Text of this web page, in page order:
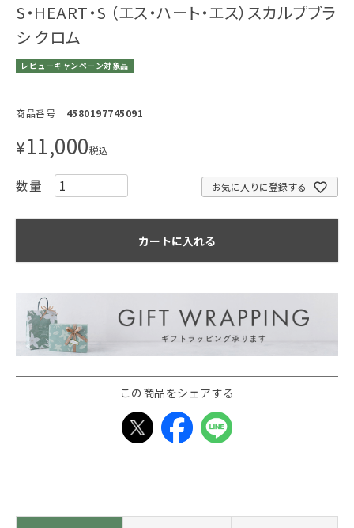
S・HEART・S （エス・ハート・エス）スカルプブラ
シ クロム
レビューキャンペーン対象品
商品番号 4580197745091
¥11,000税込
お気に入りに登録する
カートに入れる
この商品をシェアする